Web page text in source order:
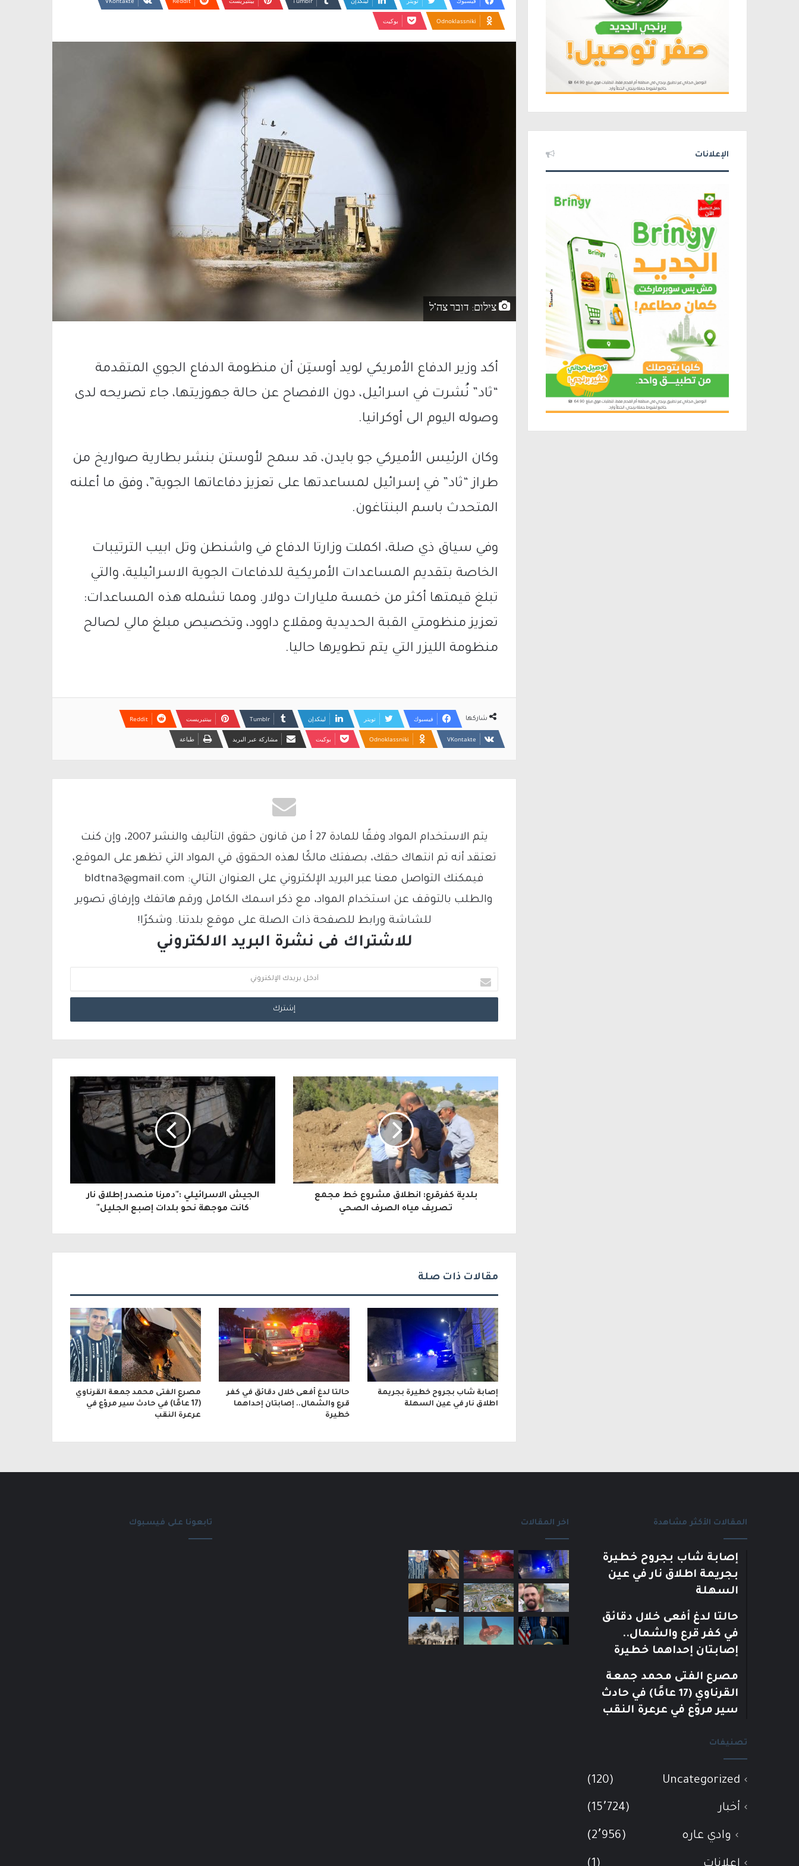
Odnoklassniki بوكيت
צילום: דובר צה"ל
أكد وزير الدفاع الأمريكي لويد أوستِن أن منظومة الدفاع الجوي المتقدمة
“ثاد” نُشرت في اسرائيل، دون الافصاح عن حالة جهوزيتها، جاء تصريحه لدى
وصوله اليوم الى أوكرانيا.
وكان الرئيس الأميركي جو بايدن، قد سمح لأوستن بنشر بطارية صواريخ من
طراز “ثاد” في إسرائيل لمساعدتها على تعزيز دفاعاتها الجوية”، وفق ما أعلنه
المتحدث باسم البنتاغون.
وفي سياق ذي صلة، اكملت وزارتا الدفاع في واشنطن وتل ابيب الترتيبات
الخاصة بتقديم المساعدات الأمريكية للدفاعات الجوية الاسرائيلية، والتي
تبلغ قيمتها أكثر من خمسة مليارات دولار. ومما تشمله هذه المساعدات:
تعزيز منظومتي القبة الحديدية ومقلاع داوود، وتخصيص مبلغ مالي لصالح
منظومة الليزر التي يتم تطويرها حاليا.
شاركها فيسبوك تويتر لينكدإن بينتيريست
Odnoklassniki بوكيت مشاركة عبر البريد طباعة
يتم الاستخدام المواد وفقًا للمادة 27 أ من قانون حقوق التأليف والنشر 2007، وإن كنت
تعتقد أنه تم انتهاك حقك، بصفتك مالكًا لهذه الحقوق في المواد التي تظهر على الموقع،
فيمكنك التواصل معنا عبر البريد الإلكتروني على العنوان التالي: bldtna3@gmail.com
والطلب بالتوقف عن استخدام المواد، مع ذكر اسمك الكامل ورقم هاتفك وإرفاق تصوير
للشاشة ورابط للصفحة ذات الصلة على موقع بلدتنا. وشكرًا!
للاشتراك فى نشرة البريد الالكتروني
د
خ
ل
ب
ي
د
ك
ا
ل
و
ن
ي
بلدية كفرقرع: انطلاق مشروع خط مجمع
تصريف مياه الصرف الصحي
الجيش الاسرائيلي :"دمرنا منصدر إطلاق نار
كانت موجهة نحو بلدات إصبع الجليل"
مقالات ذات صلة
إصابة شاب بجروح خطيرة بجريمة
اطلاق نار في عين السهلة
حالتا لدغ أفعى خلال دقائق في كفر
قرع والشمال.. إصابتان إحداهما
خطيرة
مصرع الفتى محمد جمعة القرناوي
(17 عامًا) في حادث سير مروّع في
عرعرة النقب
الإعلانات
المقالات الأكثر مشاهدة
إصابة شاب بجروح خطيرة
بجريمة اطلاق نار في عين
السهلة
حالتا لدغ أفعى خلال دقائق
في كفر قرع والشمال..
إصابتان إحداهما خطيرة
مصرع الفتى محمد جمعة
القرناوي (17 عامًا) في حادث
سير مروّع في عرعرة النقب
تصنيفات
Uncategorized
(120)
أخبار (15٬724)
وادي عاره (2٬956)
اخر المقالات تابعونا على فيسبوك